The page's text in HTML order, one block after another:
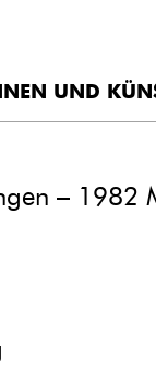
UND
– 1982